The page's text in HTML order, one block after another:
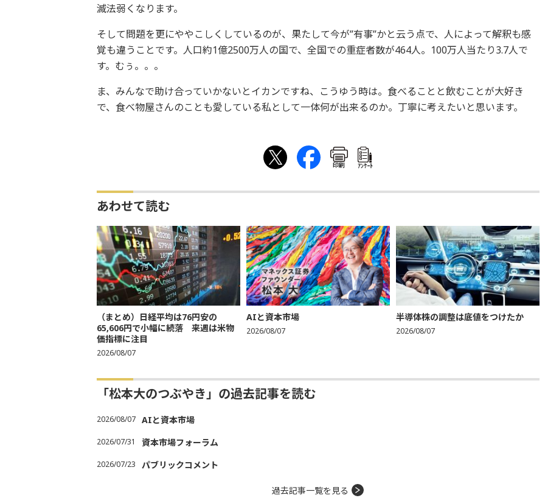
滅法弱くなります。
そして問題を更にややこしくしているのが、果たして今が”有事”かと云う点で、人によって解釈も感
覚も違うことです。人口約1億2500万人の国で、全国での重症者数が464人。100万人当たり3.7人で
す。むぅ。。。
ま、みんなで助け合っていかないとイカンですね、こうゆう時は。食べることと飲むことが大好き
で、食べ物屋さんのことも愛している私として一体何が出来るのか。丁寧に考えたいと思います。
印刷 ｱﾝｹｰﾄ
あわせて読む
（まとめ）日経平均は76円安の
65,606円で小幅に続落 来週は米物
価指標に注目
2026/08/07
AIと資本市場
2026/08/07
半導体株の調整は底値をつけたか
2026/08/07
「松本大のつぶやき」の過去記事を読む
2026/08/07 AIと資本市場
2026/07/31 資本市場フォーラム
2026/07/23 パブリックコメント
過去記事一覧を見る